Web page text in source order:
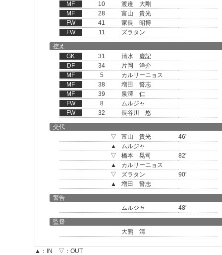
MF
10
渡邉 大剛
MF
28
富山 貴光
FW
41
家長 昭博
FW
11
ズラタン
控え
GK
31
清水 慶記
DF
34
片岡 洋介
MF
5
カルリーニョス
MF
38
増田 誓志
MF
39
泉澤 仁
FW
8
ムルジャ
FW
32
長谷川 悠
交代
▽
富山 貴光
46'
▲
ムルジャ
▽
橋本 晃司
82'
▲
カルリーニョス
▽
ズラタン
90'
▲
増田 誓志
警告
ムルジャ
48'
監督
大熊 清
▲：IN ▽：OUT